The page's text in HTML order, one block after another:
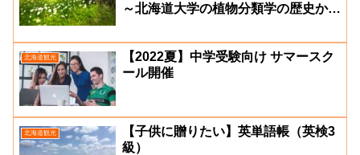
～北海道大学の植物分類学の歴史か
北海道観光
【2022夏】中学受験向け サマースク
ール開催
北海道観光
【子供に贈りたい】英単語帳（英検3
級）